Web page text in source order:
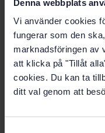
Denna webbplats
Vi använder cookies
fungerar som den
marknadsföringen av
att klicka på "Tillåt
cookies. Du kan ta
ditt val genom att
PDF
Språk: Svenska